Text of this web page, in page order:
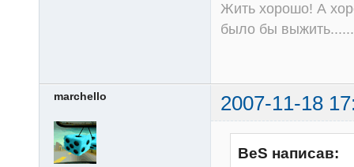
Жить хорошо! А
было бы
marchello 2007-11-18
BeS написав: